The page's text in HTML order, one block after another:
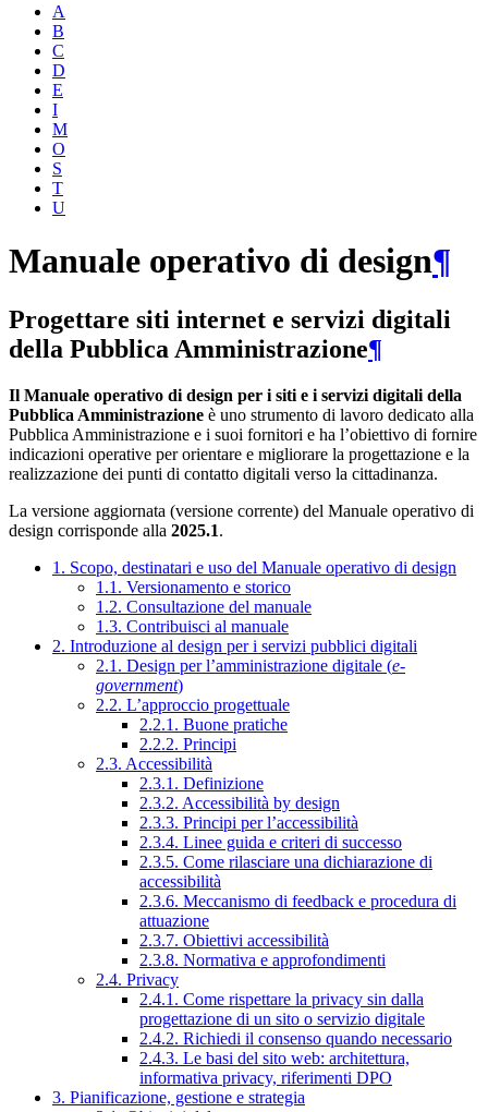
A
B
C
D
E
I
M
O
S
T
U
Manuale operativo di design¶
Progettare siti internet e servizi digitali
della Pubblica Amministrazione¶
Il Manuale operativo di design per i siti e i servizi digitali della
Pubblica Amministrazione è uno strumento di lavoro dedicato alla
Pubblica Amministrazione e i suoi fornitori e ha l’obiettivo di fornire
indicazioni operative per orientare e migliorare la progettazione e la
realizzazione dei punti di contatto digitali verso la cittadinanza.
La versione aggiornata (versione corrente) del Manuale operativo di
design corrisponde alla 2025.1.
1. Scopo, destinatari e uso del Manuale operativo di design
1.1. Versionamento e storico
1.2. Consultazione del manuale
1.3. Contribuisci al manuale
2. Introduzione al design per i servizi pubblici digitali
2.1. Design per l’amministrazione digitale (e-
government)
2.2. L’approccio progettuale
2.2.1. Buone pratiche
2.2.2. Principi
2.3. Accessibilità
2.3.1. Definizione
2.3.2. Accessibilità by design
2.3.3. Principi per l’accessibilità
2.3.4. Linee guida e criteri di successo
2.3.5. Come rilasciare una dichiarazione di
accessibilità
2.3.6. Meccanismo di feedback e procedura di
attuazione
2.3.7. Obiettivi accessibilità
2.3.8. Normativa e approfondimenti
2.4. Privacy
2.4.1. Come rispettare la privacy sin dalla
progettazione di un sito o servizio digitale
2.4.2. Richiedi il consenso quando necessario
2.4.3. Le basi del sito web: architettura,
informativa privacy, riferimenti DPO
3. Pianificazione, gestione e strategia